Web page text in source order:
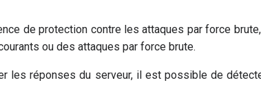
de protection contre les attaques par force
ou des attaques par force brute.
les réponses du serveur, il est possible de